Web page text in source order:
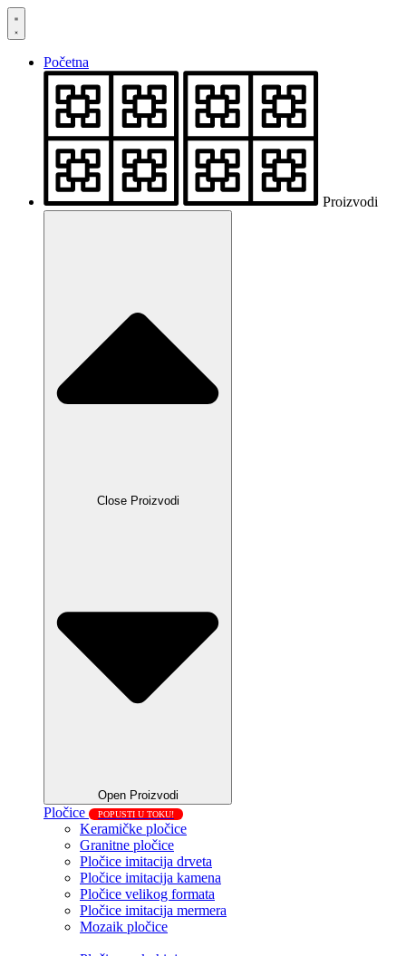
Skočite
na
Početna
Proizvodi
Close Proizvodi
Open Proizvodi
Pločice POPUSTI U TOKU!
Keramičke pločice
Granitne pločice
Pločice imitacija drveta
Pločice imitacija kamena
Pločice velikog formata
Pločice imitacija mermera
Mozaik pločice